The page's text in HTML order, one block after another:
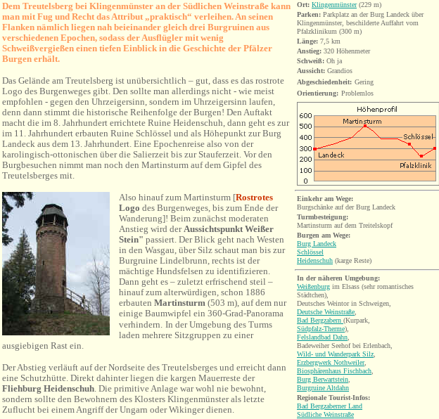
Dem Treutelsberg bei Klingenmünster an der Südlichen Weinstraße kann
man mit Fug und Recht das Attribut „praktisch“ verleihen. An seinen
Flanken nämlich liegen nah beieinander gleich drei Burgruinen aus
verschiedenen Epochen, sodass der Ausflügler mit wenig
Schweißvergießen einen tiefen Einblick in die Geschichte der Pfälzer
Burgen erhält.
Das Gelände am Treutelsberg ist unübersichtlich – gut, dass es das rostrote
Logo des Burgenweges gibt. Den sollte man allerdings nicht - wie meist
empfohlen - gegen den Uhrzeigersinn, sondern im Uhrzeigersinn laufen,
denn dann stimmt die historische Reihenfolge der Burgen! Den Auftakt
macht die im 8. Jahrhundert errichtete Ruine Heidenschuh, dann geht es zur
im 11. Jahrhundert erbauten Ruine Schlössel und als Höhepunkt zur Burg
Landeck aus dem 13. Jahrhundert. Eine Epochenreise also von der
karolingisch-ottonischen über die Salierzeit bis zur Stauferzeit. Vor den
Burgbesuchen nimmt man noch den Martinsturm auf dem Gipfel des
Treutelsberges mit.
Also hinauf zum Martinsturm [Rostrotes
Logo des Burgenweges, bis zum Ende der
Wanderung]! Beim zunächst moderaten
Anstieg wird derAussichtspunkt Weißer
Stein" passiert. Der Blick geht nach Westen
in den Wasgau, über Silz schaut man bis zur
Burgruine Lindelbrunn, rechts ist der
mächtige Hundsfelsen zu identifizieren.
Dann geht es – zuletzt erfrischend steil –
hinauf zum alterwürdigen, schon 1886
erbauten Martinsturm (503 m), auf dem nur
einige Baumwipfel ein 360-Grad-Panorama
verhindern. In der Umgebung des Turms
laden mehrere Sitzgruppen zu einer
ausgiebigen Rast ein.
Der Abstieg verläuft auf der Nordseite des Treutelsberges und erreicht dann
eine Schutzhütte. Direkt dahinter liegen die kargen Mauerreste der
Fliehburg Heidenschuh. Die primitive Anlage war wohl nie bewohnt,
sondern sollte den Bewohnern des Klosters Klingenmünster als letzte
Zuflucht bei einem Angriff der Ungarn oder Wikinger dienen.
Ort: Klingenmünster(229 m)
Parken: Parkplatz an der Burg Landeck über
Klingenmünster, beschilderte Auffahrt vom
Pfalzklinikum (300 m)
Länge: 7,5 km
Anstieg: 320 Höhenmeter
Schweiß: Oh ja
Aussicht: Grandios
Abgeschiedenheit: Gering
Orientierung: Problemlos
Einkehr am Wege:
Burgschänke auf der Burg Landeck
Turmbesteigung:
Martinsturm auf dem Treitelskopf
Burgen am Wege:
Burg Landeck
Schlössel
Heidenschuh (karge Reste)
In der näheren Umgebung:
Weißenburg im Elsass (sehr romantisches
Städtchen),
Deutsches Weintor in Schweigen
Deutsche Weinstraße
Bad Bergzabern (Kurpark,
Südpfalz-Therme),
Felslandbad Dahn
Badeweiher Seehof bei Erlenbach,
Wild- und Wanderpark Silz
Erzbergwerk Nothweiler,
Biosphärenhaus Fischbach
Burg Berwartstein
Burgruine Altdahn
Regionale Tourist-Infos:
Bad Bergzaberner Land
Südliche Weinstraße